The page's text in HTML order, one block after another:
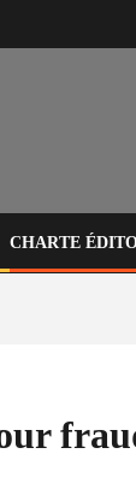
CHARTE